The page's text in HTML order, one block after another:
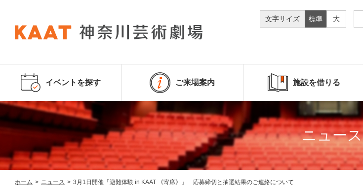
文字サイズ 標準 大
イベントを探す ご来場案内 施設を借りる
ニュース
ホーム > ニュース > 3月1日開催「避難体験 in KAAT 《寄席》」 応募締切と抽選結果のご連絡について